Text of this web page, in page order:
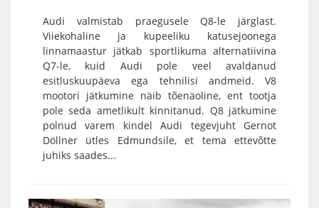
Audi valmistab praegusele Q8-le järglast.
Viiekohaline ja kupeeliku katusejoonega
linnamaastur jätkab sportlikuma alternatiivina
Q7-le, kuid Audi pole veel avaldanud
esitluskuupäeva ega tehnilisi andmeid. V8
mootori jätkumine näib tõenäoline, ent tootja
pole seda ametlikult kinnitanud. Q8 jätkumine
polnud varem kindel Audi tegevjuht Gernot
Döllner ütles Edmundsile, et tema ettevõtte
juhiks saades...